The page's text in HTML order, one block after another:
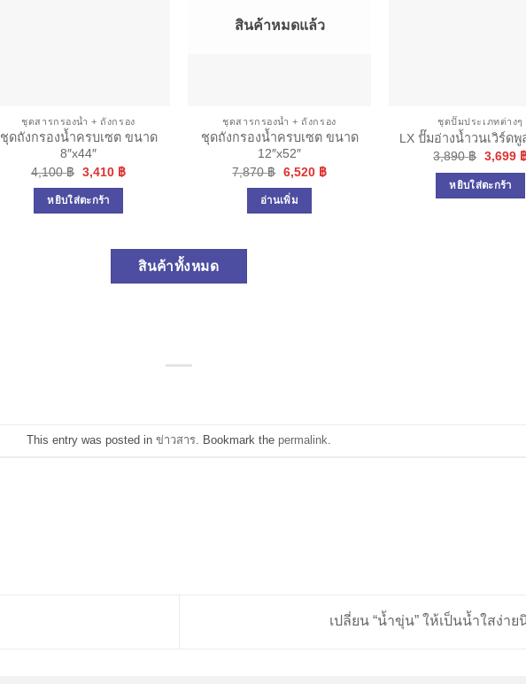
ชุดสารกรองน้ำ + ถังกรอง
ชุดถังกรองน้ำครบเซต ขนาด
8″x44″
4,100฿ Original
was:
4,100 ฿.
3,410 ฿Current
หยิบใส่ตะกร้า
สินค้าหมดแล้ว
ชุดสารกรองน้ำ + ถังกรอง
ชุดถังกรองน้ำครบเซต ขนาด
12″x52″
7,870฿ Original
was:
7,870 ฿.
6,520 ฿Current
อ่านเพิ่ม
ชุดปั๊มประเภทต่างๆ
LX ปั๊มอ่างน้ำวนเวิร์ดพู
3,890฿ Original
was:
3,890 ฿.
3,699
หยิบใส่ตะกร้า
สินค้าทั้งหมด
This entry was posted in ข่าวสาร . Bookmark the permalink
เปลี่ยน “น้ำขุ่น” ให้เป็นน้ำใสง่าย